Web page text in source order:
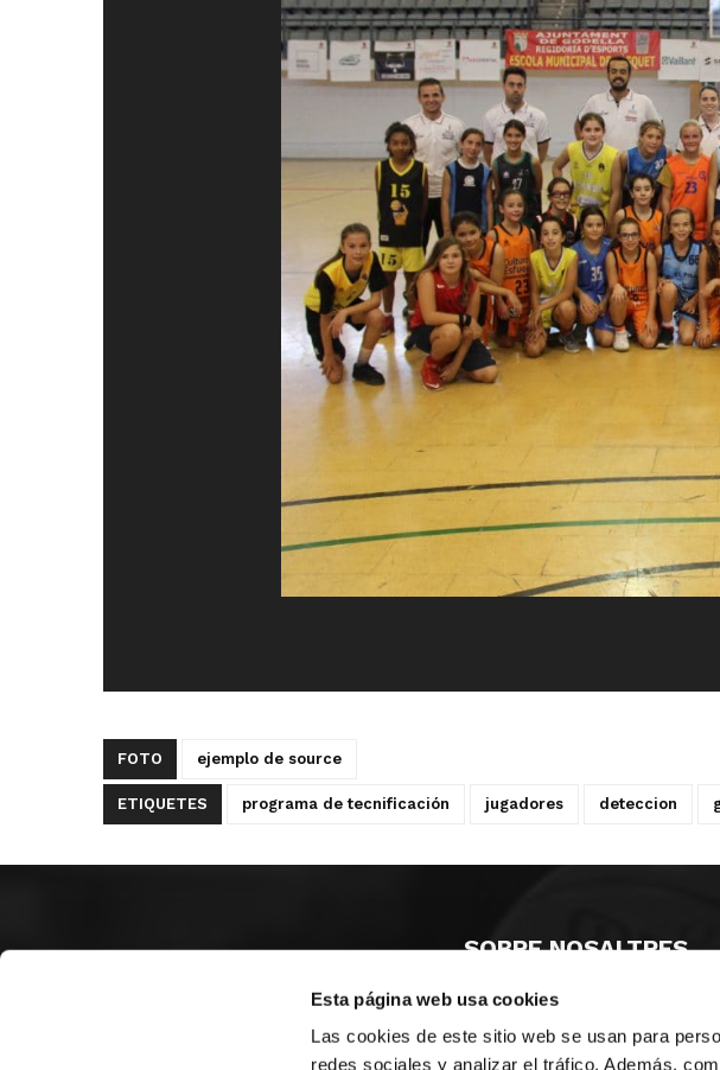
Esta página web usa cookies
Las cookies de este sitio web se usan para
redes sociales y analizar el tráfico. Además,
FOTO ejemplo de source
ETIQUETES programa de tecnificación jugadores deteccion
SOBRE NOSALTRES
CASTELLÓ
VALÈNCIA
MONESTIR DE
ALACANT
CIUDAD DE